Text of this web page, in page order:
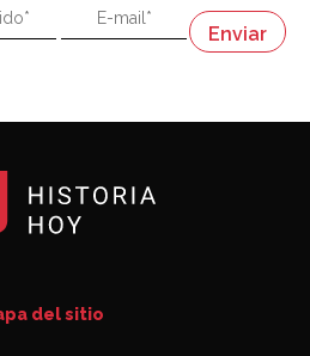
la estupidez no es una desventaja"
del sitio